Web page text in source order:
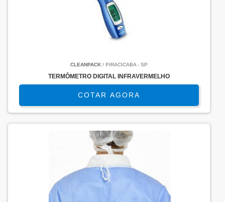
CLEANPACK / PIRACICABA - SP
TERMÔMETRO DIGITAL INFRAVERMELHO
COTAR AGORA